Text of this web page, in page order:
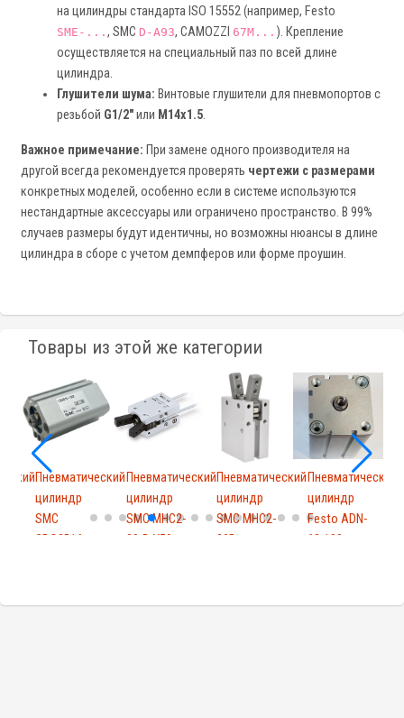
на цилиндры стандарта ISO 15552 (например, Festo
SME-... , SMC D-A93, CAMOZZI 67M... ). Крепление
осуществляется на специальный паз по всей длине
цилиндра.
Глушители шума: Винтовые глушители для пневмопортов с
резьбой G1/2"или M14x1.5.
Важное примечание: При замене одного производителя на
другой всегда рекомендуется проверять чертежи с размерами
конкретных моделей, особенно если в системе используются
нестандартные аксессуары или ограничено пространство. В 99%
случаев размеры будут идентичны, но возможны нюансы в длине
цилиндра в сборе с учетом демпферов или форме проушин.
Товары из этой же категории
Пневматический
цилиндр
SMC
CDQ2B16-
Пневматический
цилиндр
SMC MHC2-
20-D-Y59...
Пневматический
цилиндр
SMC MHC2-
20D
Пневматический
цилиндр
Festo ADN-
63-100-...